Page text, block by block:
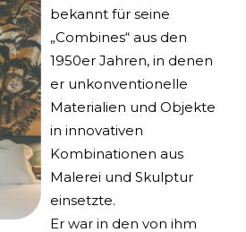
bekannt für seine
„Combines“ aus den
1950er Jahren, in denen
er unkonventionelle
Materialien und Objekte
in innovativen
Kombinationen aus
Malerei und Skulptur
einsetzte.
Er war in den von ihm